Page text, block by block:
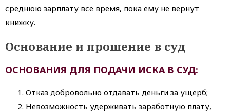
среднюю зарплату все время, пока ему не вернут
книжку.
Основание и прошение в суд
ОСНОВАНИЯ ДЛЯ ПОДАЧИ ИСКА В СУД:
Отказ добровольно отдавать деньги за ущерб;
Невозможность удерживать заработную плату,